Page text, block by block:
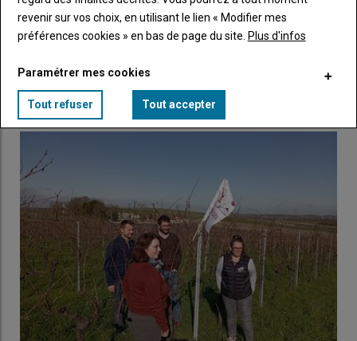
retraites agricoles
Le texte de loi devrait entrer en vigueur au 1er janvier 2026.
revenir sur vos choix, en utilisant le lien « Modifier mes
préférences cookies » en bas de page du site. Plus d'infos
Paramétrer mes cookies
Tout refuser Tout accepter